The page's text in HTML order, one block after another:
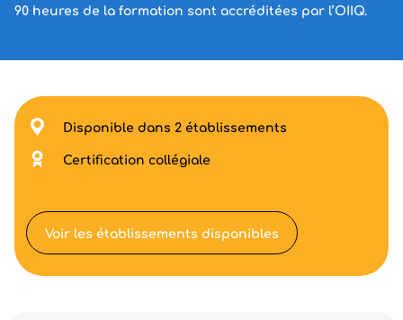
90 heures de la formation sont accréditées par l’OIIQ.
Disponible dans 2 établissements
Certification collégiale
Voir les établissements disponibles